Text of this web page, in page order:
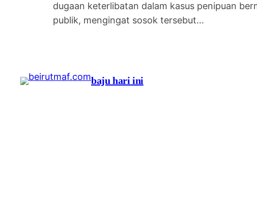
dugaan keterlibatan dalam kasus penipuan
publik, mengingat sosok tersebut…
baju hari ini